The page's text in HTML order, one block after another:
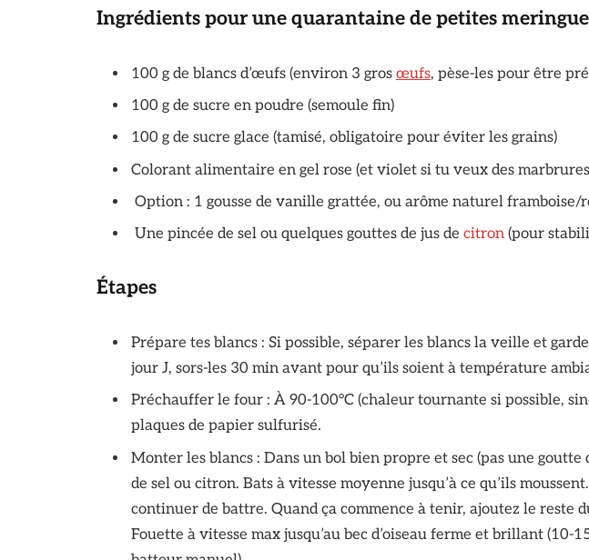
Ingrédients pour une quarantaine de petites
100 g de blancs d’œufs (environ 3 gros œufs, pèse-les pour être
100 g de sucre en poudre (semoule fin)
100 g de sucre glace (tamisé, obligatoire pour éviter les grains)
Colorant alimentaire en gel rose (et violet si tu veux des
Option : 1 gousse de vanille grattée, ou arôme naturel framboise/
Une pincée de sel ou quelques gouttes de jus de citron(pour
Étapes
Prépare tes blancs : Si possible, séparer les blancs la veille et
jour J, sors-les 30 min avant pour qu’ils soient à température
Préchauffer le four : À 90-100°C (chaleur tournante si possible,
plaques de papier sulfurisé.
Monter les blancs : Dans un bol bien propre et sec (pas une goutte
de sel ou citron. Bats à vitesse moyenne jusqu’à ce qu’ils
continuer de battre. Quand ça commence à tenir, ajoutez le reste
Fouette à vitesse max jusqu’au bec d’oiseau ferme et brillant (10-